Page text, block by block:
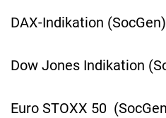
DAX-Indikation
Dow Jones Indikation
Euro STOXX 50